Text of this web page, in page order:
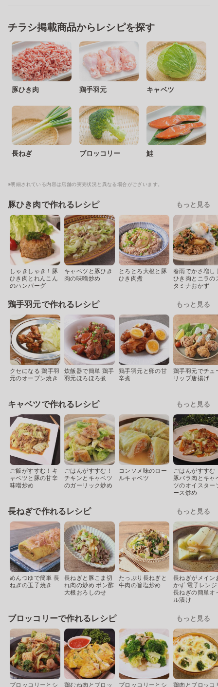
チラシ掲載商品からレシピを探す
豚ひき肉 鶏手羽元 キャベツ
長ねぎ ブロッコリー 鮭
※明細されている内容は店舗の実売状況と異なる場合がございます。
豚ひき肉で作れるレシピ もっと見る
しゃきしゃき！豚
ひき肉とれんこん
のハンバーグ
キャベツと豚ひき
肉の味噌炒め
とろとろ大根と豚
ひき肉煮
春雨でかさ増し
ひき肉とニラの
タミナおかず
鶏手羽元で作れるレシピ もっと見る
クセになる 鶏手羽
元のオーブン焼き
炊飯器で簡単 鶏手
羽元ほろほろ煮
鶏手羽元と卵の甘
辛煮
鶏手羽元でチュ
リップ唐揚げ
キャベツで作れるレシピ もっと見る
ご飯がすすむ！キ
ャベツと豚の甘辛
味噌炒め
ごはんがすすむ！
チキンとキャベツ
のガーリック炒め
コンソメ味のロー
ルキャベツ
ごはんがすすむ
豚バラ肉とキャ
ツのオイスター
ース炒め
長ねぎで作れるレシピ もっと見る
めんつゆで簡単 長
ねぎの玉子焼き
長ねぎと豚こま切
れ肉の炒め ポン酢
大根おろしのせ
たっぷり長ねぎと
牛肉の旨塩炒め
長ねぎがメイン
かず 電子レン
長ねぎの簡単オ
ル漬け
ブロッコリーで作れるレシピ もっと見る
ブロッコリーとシ 鶏むね肉とブロッ ブロッコリーとシ 鶏肉とブロッコ